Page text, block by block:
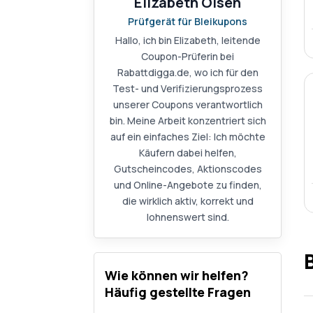
Prüfgerät für Bleikupons
Hallo, ich bin Elizabeth, leitende
Coupon-Prüferin bei
Rabattdigga.de, wo ich für den
Test- und Verifizierungsprozess
unserer Coupons verantwortlich
bin. Meine Arbeit konzentriert sich
auf ein einfaches Ziel: Ich möchte
Käufern dabei helfen,
Gutscheincodes, Aktionscodes
und Online-Angebote zu finden,
die wirklich aktiv, korrekt und
lohnenswert sind.
Wie können wir helfen?
Häufig gestellte Fragen